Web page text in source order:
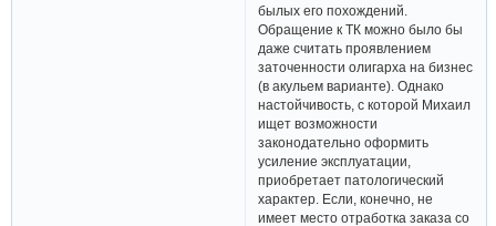
былых его похождений.
Обращение к ТК можно было бы
даже считать проявлением
заточенности олигарха на бизнес
(в акульем варианте). Однако
настойчивость, с которой Михаил
ищет возможности
законодательно оформить
усиление эксплуатации,
приобретает патологический
характер. Если, конечно, не
имеет место отработка заказа со